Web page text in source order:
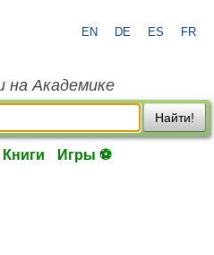
EN DE ES FR
на Академике
Найти!
Книги Игры ⚽